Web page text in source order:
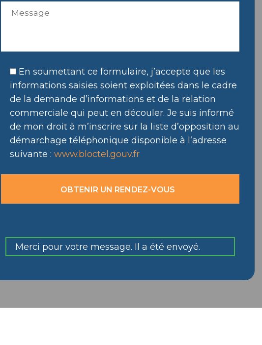
En soumettant ce formulaire, j’accepte que les
informations saisies soient exploitées dans le cadre
de la demande d’informations et de la relation
commerciale qui peut en découler. Je suis informé
de mon droit à m’inscrire sur la liste d’opposition au
démarchage téléphonique disponible à l’adresse
suivante : www.bloctel.gouv.fr
Merci pour votre message. Il a été envoyé.